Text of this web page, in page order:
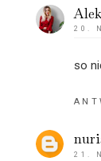
20.
so
21.